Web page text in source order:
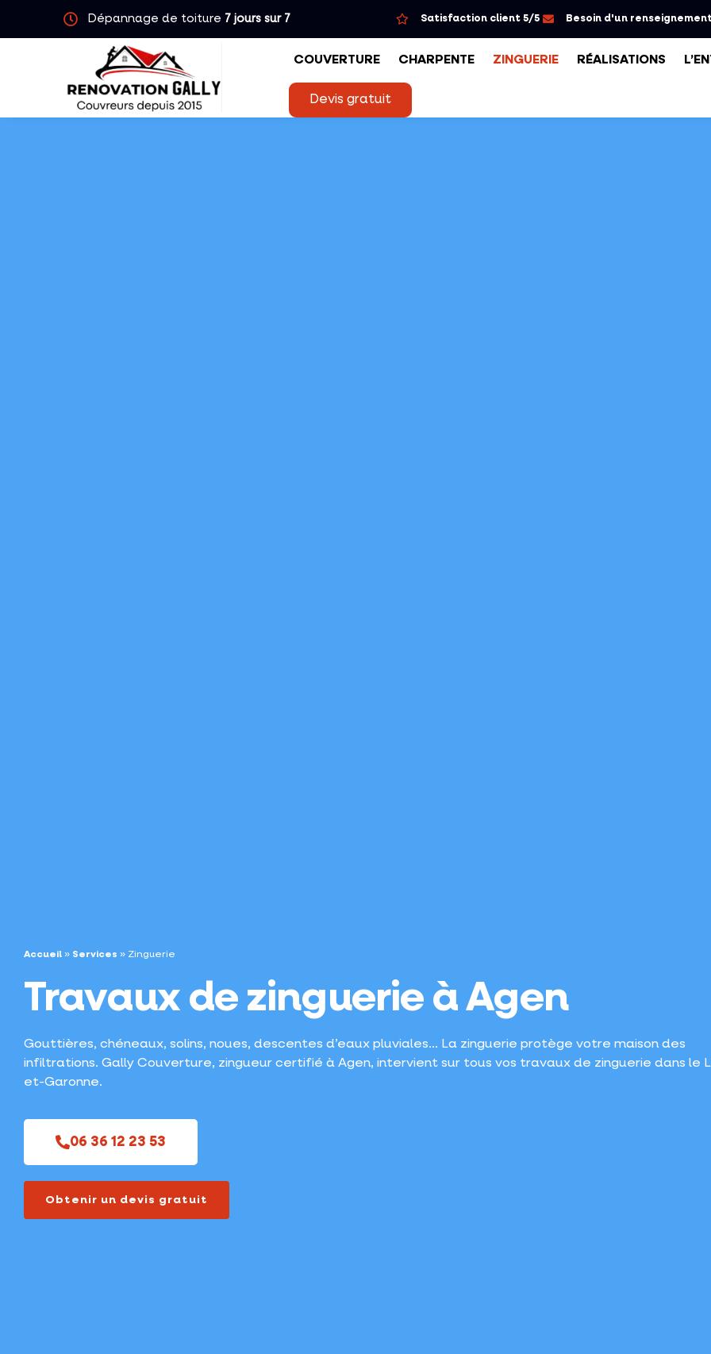
Dépannage de toiture 7 jours sur 7 Satisfaction client 5/5 Besoin d'un
COUVERTURE CHARPENTE ZINGUERIE RÉALISATIONS
Devis gratuit
Accueil » Services » Zinguerie
Travaux de zinguerie à Agen
Gouttières, chéneaux, solins, noues, descentes d’eaux pluviales… La zinguerie protège votre maison des
infiltrations. Gally Couverture, zingueur certifié à Agen, intervient sur tous vos travaux de zinguerie dans le
et-Garonne.
06 36 12 23 53
Obtenir un devis gratuit